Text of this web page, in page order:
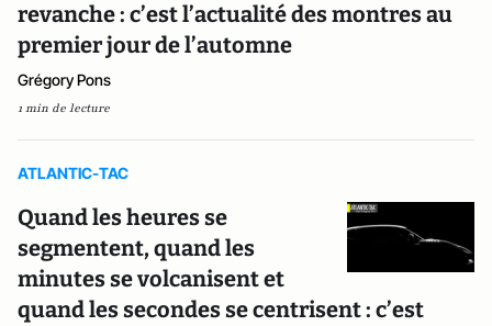
revanche : c’est l’actualité des montres au
premier jour de l’automne
Grégory Pons
1 min de lecture
ATLANTIC-TAC
Quand les heures se
segmentent, quand les
minutes se volcanisent et
quand les secondes se centrisent : c’est